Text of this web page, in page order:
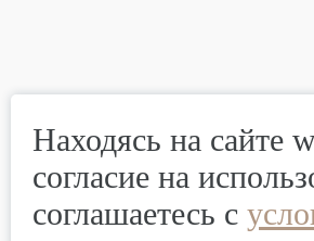
Находясь на сайте
согласие на
соглашаетесь с